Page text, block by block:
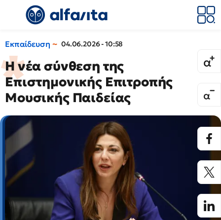
Εκπαίδευση 04.06.2026 - 10:58
Η νέα σύνθεση της
Επιστημονικής Επιτροπής
Μουσικής Παιδείας